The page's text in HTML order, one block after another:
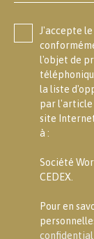
J'accepte
l'objet de
la liste
par l'article
site
à :
Société
CEDEX.
Pour en